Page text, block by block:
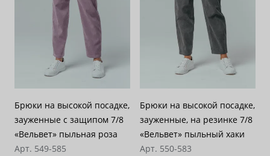
Брюки на высокой посадке,
зауженные с защипом 7/8
«Вельвет» пыльная роза
Арт. 549-585
Брюки на высокой посадке,
зауженные, на резинке 7/8
«Вельвет» пыльный хаки
Арт. 550-583